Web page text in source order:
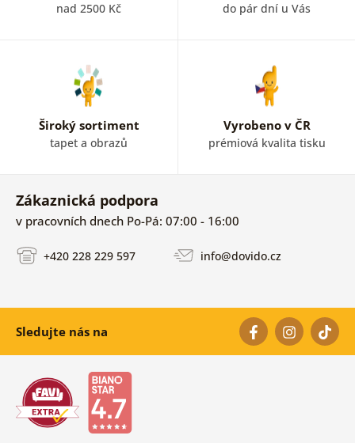
nad 2500 Kč do pár dní u Vás
Široký sortiment
tapet a obrazů
Vyrobeno v ČR
prémiová kvalita tisku
Zákaznická podpora
v pracovních dnech Po-Pá: 07:00 - 16:00
+420 228 229 597 info@dovido.cz
Sledujte nás na